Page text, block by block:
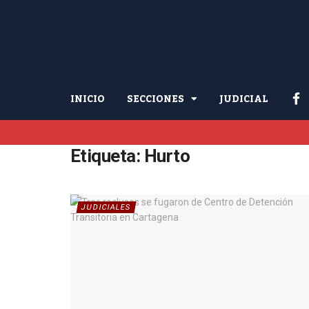
INICIO SECCIONES JUDICIAL
Etiqueta: Hurto
JUDICIALES